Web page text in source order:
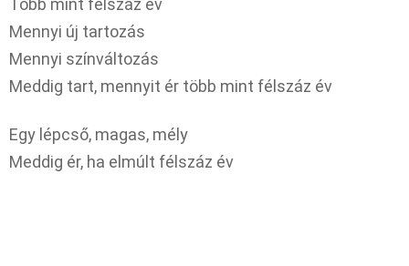
Több mint félszáz év
Mennyi új tartozás
Mennyi színváltozás
Meddig tart, mennyit ér több mint félszáz év
Egy lépcső, magas, mély
Meddig ér, ha elmúlt félszáz év